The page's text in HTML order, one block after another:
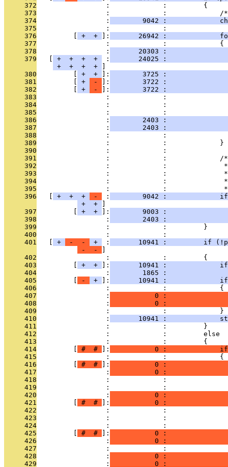
     372
                 :             :         {
     373
:             :
     374
                 :
9042 :
     375
                 :             :
     376
+ + ]:
26942 :
     377
                 :             :             {
     378
                 :
20303 :
     379
+ + + + :
24025 :
+
+ + +
     380
+ + ]:
3725 :
     381
+ - ]:
3722 :
     382
+ - ]:
3722 :
     383
:             :
     384
:             :
     385
:             :
     386
                 :
2403 :
     387
                 :
2403 :
     388
:             :
     389
                 :             :             }
     390
                 :             :
     391
                 :             :             /*
     392
:             :
     393
:             :
     394
:             :
     395
:             :
     396
+ + + - :
9042 :
+
+
     397
+ + ]:
9003 :
     398
                 :
2403 :
     399
                 :             :         }
     400
                 :             :
     401
+ - - + :
10941 :         if
-
-
     402
                 :             :         {
     403
+ + ]:
10941 :
     404
                 :
1865 :
     405
- + ]:
10941 :
     406
                 :             :             {
     407
                 :
0 :
     408
                 :
0 :
     409
                 :             :             }
     410
                 :
10941 :
     411
                 :             :         }
     412
                 :             :         else
     413
                 :             :         {
     414
# # ]:
0 :
     415
                 :             :             {
     416
# # ]:
0 :
     417
                 :
0 :
     418
:             :
     419
:             :
     420
                 :
0 :
     421
# # ]:
0 :
     422
:             :
     423
:             :
     424
:             :
     425
# # ]:
0 :
     426
                 :
0 :
     427
:             :
     428
                 :
0 :
     429
                 :
0 :